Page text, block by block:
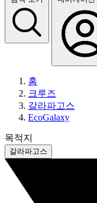
홈
크루즈
갈라파고스
EcoGalaxy
목적지
갈라파고스